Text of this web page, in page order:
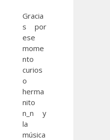
Gracia
s por
ese
mome
nto
curios
o
herma
nito
n_n y
la
música